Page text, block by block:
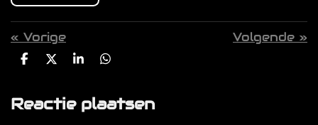
« Vorige Volgende »
D
e
n
D
l
S
r
e
D
e
n
Reactie plaatsen